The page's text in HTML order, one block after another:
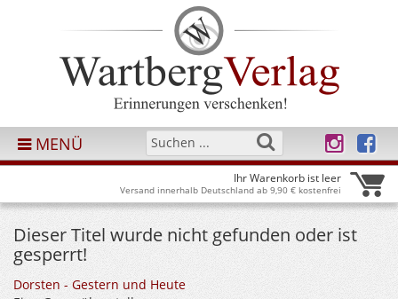
MENÜ
Ihr Warenkorb ist leer
Versand innerhalb Deutschland ab 9,90 € kostenfrei
Dieser Titel wurde nicht gefunden oder ist
gesperrt!
Dorsten - Gestern und Heute